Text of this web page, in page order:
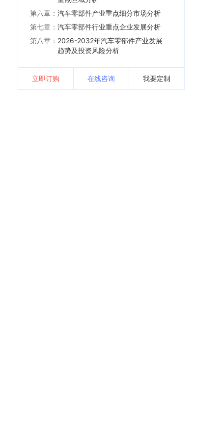
第六章： 汽车零部件产业重点细分市场分析
第七章： 汽车零部件行业重点企业发展分析
第八章： 2026-2032年汽车零部件产业发展
趋势及投资风险分析
立即订购 在线咨询 我要定制